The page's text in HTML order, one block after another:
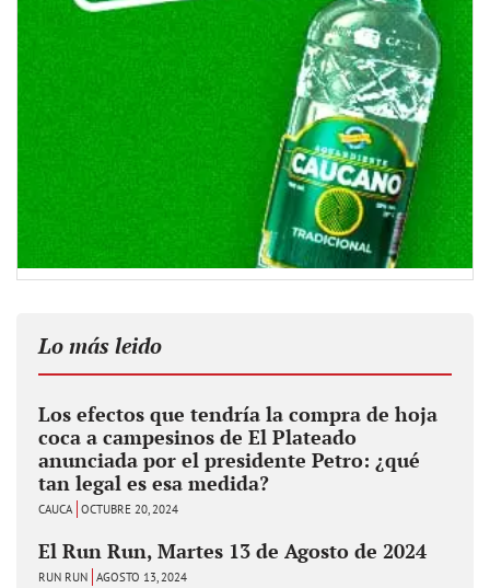
Lo más leido
Los efectos que tendría la compra de hoja
coca a campesinos de El Plateado
anunciada por el presidente Petro: ¿qué
tan legal es esa medida?
CAUCA OCTUBRE 20, 2024
El Run Run, Martes 13 de Agosto de 2024
RUN RUN AGOSTO 13, 2024